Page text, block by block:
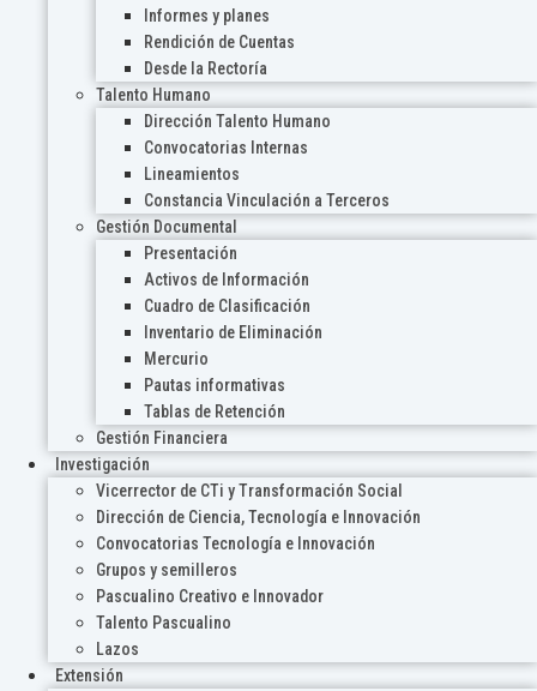
Informes y planes
Rendición de Cuentas
Desde la Rectoría
Talento Humano
Dirección Talento Humano
Convocatorias Internas
Lineamientos
Constancia Vinculación a Terceros
Gestión Documental
Presentación
Activos de Información
Cuadro de Clasificación
Inventario de Eliminación
Mercurio
Pautas informativas
Tablas de Retención
Gestión Financiera
Investigación
Vicerrector de CTi y Transformación Social
Dirección de Ciencia, Tecnología e Innovación
Convocatorias Tecnología e Innovación
Grupos y semilleros
Pascualino Creativo e Innovador
Talento Pascualino
Lazos
Extensión